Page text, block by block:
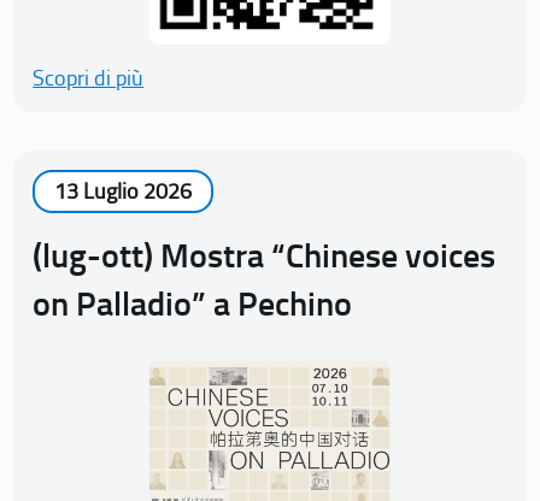
Scopri di più
13 Luglio 2026
(lug-ott) Mostra “Chinese voices
on Palladio” a Pechino